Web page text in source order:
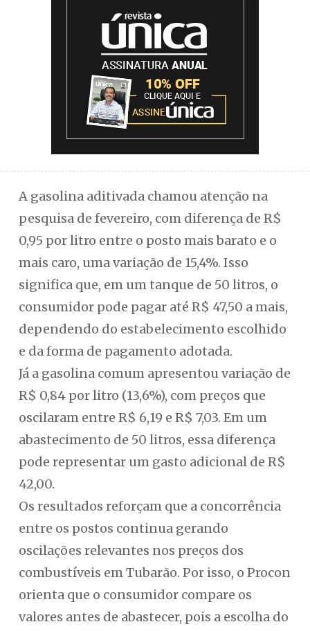
A gasolina aditivada chamou atenção na
pesquisa de fevereiro, com diferença de R$
0,95 por litro entre o posto mais barato e o
mais caro, uma variação de 15,4%. Isso
significa que, em um tanque de 50 litros, o
consumidor pode pagar até R$ 47,50 a mais,
dependendo do estabelecimento escolhido
e da forma de pagamento adotada.
Já a gasolina comum apresentou variação de
R$ 0,84 por litro (13,6%), com preços que
oscilaram entre R$ 6,19 e R$ 7,03. Em um
abastecimento de 50 litros, essa diferença
pode representar um gasto adicional de R$
42,00.
Os resultados reforçam que a concorrência
entre os postos continua gerando
oscilações relevantes nos preços dos
combustíveis em Tubarão. Por isso, o Procon
orienta que o consumidor compare os
valores antes de abastecer, pois a escolha do